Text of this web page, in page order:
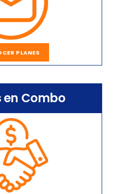
PLANES
en Combo